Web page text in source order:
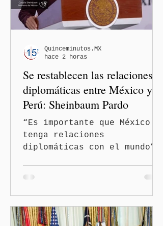
Se restablecen las relaciones
diplomáticas entre México y
Perú: Sheinbaum Pardo
“Es importante que México
tenga relaciones
diplomáticas con el mundo”,
Sheinbaum Pardo anunció el
restablecimiento de las
relaciones diplomáticas
Quinceminutos.MX
hace 2 horas